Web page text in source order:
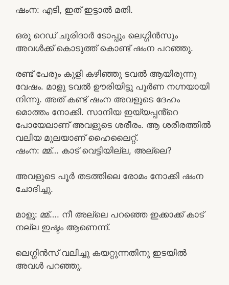
ഷംന: എടി, ഇത് ഇട്ടാൽ മതി.
ഒരു റെഡ് ചുരിദാർ ടോപ്പും ലെഗ്ഗിൻസും
അവൾക്ക് കൊടുത്ത് കൊണ്ട് ഷംന പറഞ്ഞു.
രണ്ട് പേരും കുളി കഴിഞ്ഞു ടവൽ ആയിരുന്നു
വേഷം. മാളു ടവൽ ഊരിയിട്ടു പൂർണ നഗ്നയായി
നിന്നു. അത് കണ്ട് ഷംന അവളുടെ ദേഹം
മൊത്തം നോക്കി. സാനിയ ഇയ്യപ്പൻ്റെ
പോയേലാണ് അവളുടെ ശരീരം. ആ ശരീരത്തിൽ
വലിയ മുലയാണ് ഹൈലൈറ്റ്.
ഷംന: മ്മ്… കാട് വെട്ടിയില്ല, അല്ലെ?
അവളുടെ പൂർ തടത്തിലെ രോമം നോക്കി ഷംന
ചോദിച്ചു.
മാളു: മ്മ്…. നീ അല്ലെ പറഞ്ഞെ ഇക്കാക്ക് കാട്
നല്ല ഇഷ്ടം ആണെന്ന്.
ലെഗ്ഗിൻസ് വലിച്ചു കയറ്റുന്നതിനു ഇടയിൽ
അവൾ പറഞ്ഞു.